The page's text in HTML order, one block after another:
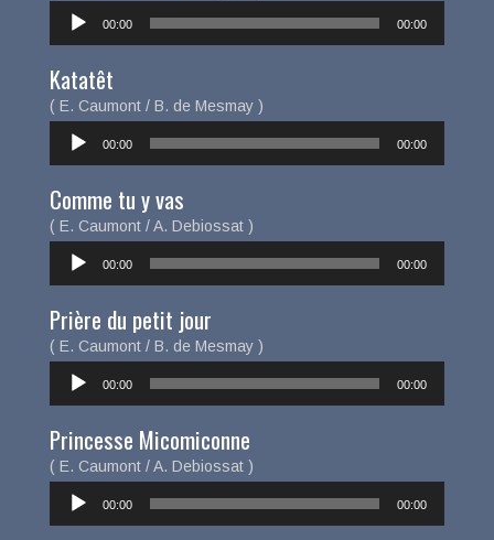
Lecteur
audio
00:00 00:00
Katatêt
( E. Caumont / B. de Mesmay )
Lecteur
audio
00:00 00:00
Comme tu y vas
( E. Caumont / A. Debiossat )
Lecteur
audio
00:00 00:00
Prière du petit jour
( E. Caumont / B. de Mesmay )
Lecteur
audio
00:00 00:00
Princesse Micomiconne
( E. Caumont / A. Debiossat )
Lecteur
audio
00:00 00:00